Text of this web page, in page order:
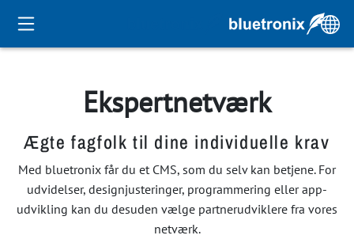
Ekspertnetværk
Ægte fagfolk til dine individuelle krav
Med bluetronix får du et CMS, som du selv kan betjene. For
udvidelser, designjusteringer, programmering eller app-
udvikling kan du desuden vælge partnerudviklere fra vores
netværk.